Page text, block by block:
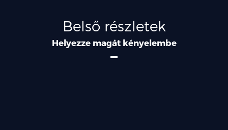
Belső részletek
Helyezze magát kényelembe